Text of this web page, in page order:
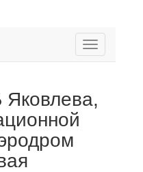
Toggle
navigation